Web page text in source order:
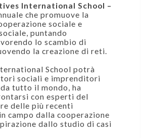
International School –
che promuove la
sociale e
puntando
lo scambio di
la creazione di reti.
School potrà
sociali e imprenditori
tutto il mondo, ha
con esperti del
delle più recenti
campo dalla cooperazione
dallo studio di casi